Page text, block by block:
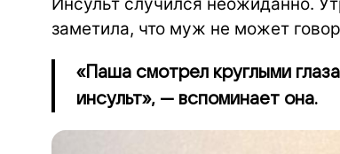
заметила, что муж не может
«Паша смотрел круглыми
инсульт», — вспоминает она.